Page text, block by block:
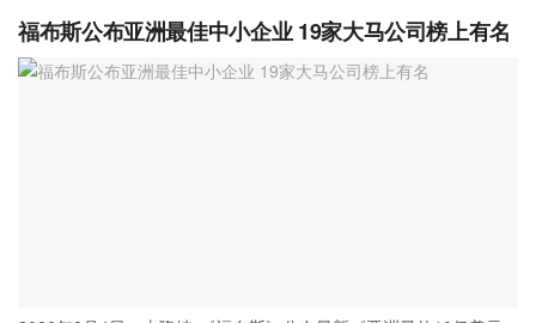
福布斯公布亚洲最佳中小企业 19家大马公司榜上有名